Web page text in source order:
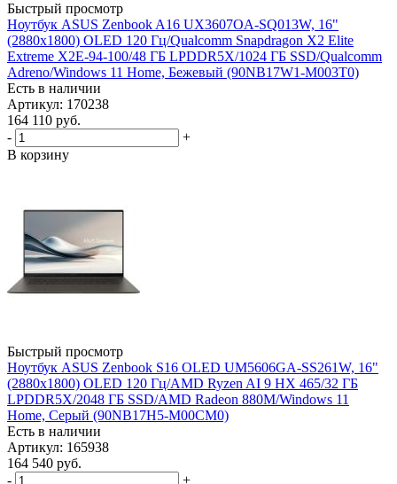
Быстрый просмотр
Ноутбук ASUS Zenbook A16 UX3607OA-SQ013W, 16"
(2880x1800) OLED 120 Гц/Qualcomm Snapdragon X2 Elite
Extreme X2E-94-100/48 ГБ LPDDR5X/1024 ГБ SSD/Qualcomm
Adreno/Windows 11 Home, Бежевый (90NB17W1-M003T0)
Есть в наличии
Артикул: 170238
164 110 руб.
-
+
В корзину
Быстрый просмотр
Ноутбук ASUS Zenbook S16 OLED UM5606GA-SS261W, 16"
(2880x1800) OLED 120 Гц/AMD Ryzen AI 9 HX 465/32 ГБ
LPDDR5X/2048 ГБ SSD/AMD Radeon 880M/Windows 11
Home, Серый (90NB17H5-M00CM0)
Есть в наличии
Артикул: 165938
164 540 руб.
-
+